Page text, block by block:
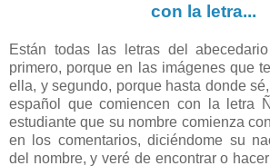
con la letra...
Están todas las letras del
primero, porque en las imágenes que
ella, y segundo, porque hasta donde
español que comiencen con la letra
estudiante que su nombre comienza
en los comentarios, diciéndome su
del nombre, y veré de encontrar o